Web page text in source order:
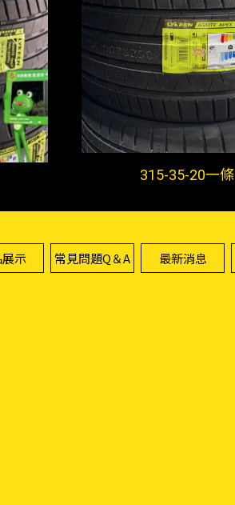
315-35-20一條
示 常見問題Q＆A 最新消息